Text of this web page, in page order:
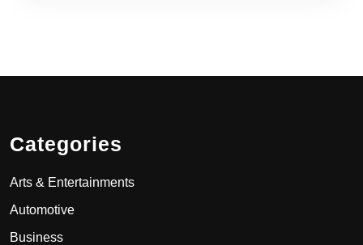
Categories
Arts & Entertainments
Automotive
Business